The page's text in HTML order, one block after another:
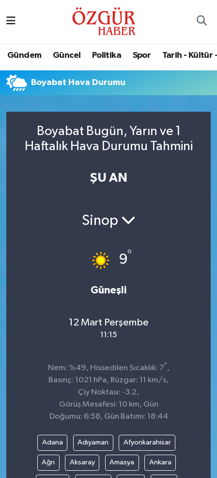
Gündem Güncel Politika Spor Tarih - Kültür
Boyabat Hava Durumu
Boyabat Bugün, Yarın ve 1
Haftalık Hava Durumu Tahmini
ŞU AN
Sinop
9°
Güneşli
12 Mart Perşembe
11:15
Nem: %49, Hissedilen Sıcaklık: 7° ,
Basınç: 1021 hPa, Rüzgar: 11 km/s,
Çiy Noktası: -3.2,
Görüş Mesafesi: 10 km, Gün
Doğumu: 6:58, Gün Batımı: 18:44
Adana Adıyaman Afyonkarahisar
Ağrı Aksaray Amasya Ankara
Eğitim
Ekonomi
Güncel
Tarih - Kültür - Sanat - Turizm
Nöbetçi Eczaneler
Namaz Vakitleri
Trafik Durumu
Süper Lig Puan Durumu ve Fikstür
Son Dakika Haberleri